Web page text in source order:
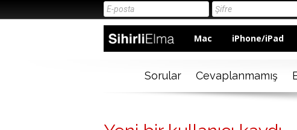
Mac iPhone/iPad
Sorular Cevaplanmamış